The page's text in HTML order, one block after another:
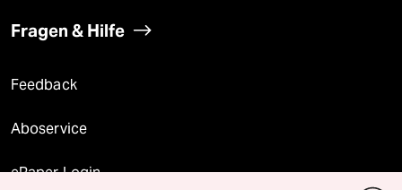
Fragen & Hilfe
Feedback
Aboservice
ePaper Login